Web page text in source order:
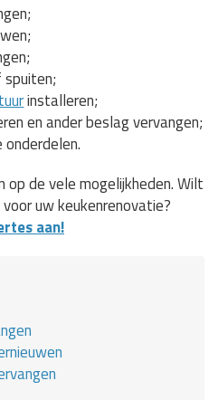
installeren;
en ander beslag vervangen;
op de vele mogelijkheden. Wilt
uw keukenrenovatie?
aan!